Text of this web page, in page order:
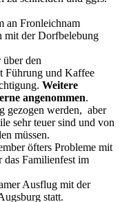
an Fronleichnam
mit der Dorfbelebung
den
Führung und Kaffee
Weitere
angenommen.
gezogen werden, aber
sehr teuer sind und von
müssen.
öfters Probleme mit
das Fami­lienfest im
Ausflug mit der
statt.